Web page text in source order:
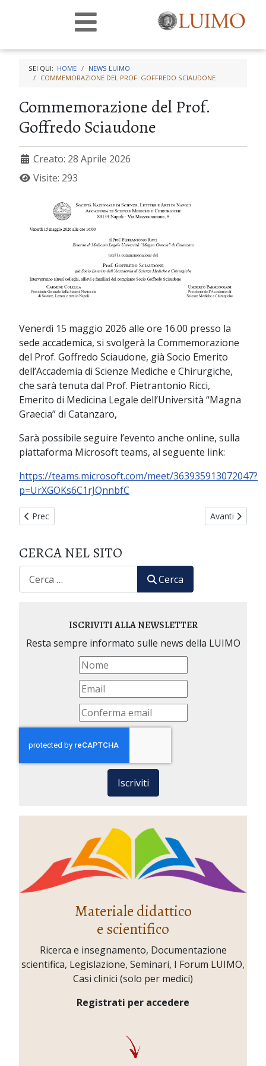
SEI QUI: HOME
NEWS LUIMO
COMMEMORAZIONE DEL PROF. GOFFREDO SCIAUDONE
Commemorazione del Prof.
Goffredo Sciaudone
Creato: 28 Aprile 2026
Visite: 293
Venerdì 15 maggio 2026 alle ore 16.00 presso la
sede accademica, si svolgerà la Commemorazione
del Prof. Goffredo Sciaudone, già Socio Emerito
dell’Accademia di Scienze Mediche e Chirurgiche,
che sarà tenuta dal Prof. Pietrantonio Ricci,
Emerito di Medicina Legale dell’Università “Magna
Graecia” di Catanzaro,
Sarà possibile seguire l’evento anche online, sulla
piattaforma Microsoft teams, al seguente link:
https://teams.microsoft.com/meet/363935913072047?
p=UrXGOKs6C1rJQnnbfC
Articolo precedente: La LUIMO ricorda Mons. Giuseppe
Prec Articolo
Avanti
CERCA NEL SITO
Cerca
ISCRIVITI ALLA NEWSLETTER
Resta sempre informato sulle news della LUIMO
Iscriviti
Materiale didattico
e scientifico
Ricerca e insegnamento, Documentazione
scientifica, Legislazione, Seminari, I Forum LUIMO,
Casi clinici (solo per medici)
Registrati per accedere